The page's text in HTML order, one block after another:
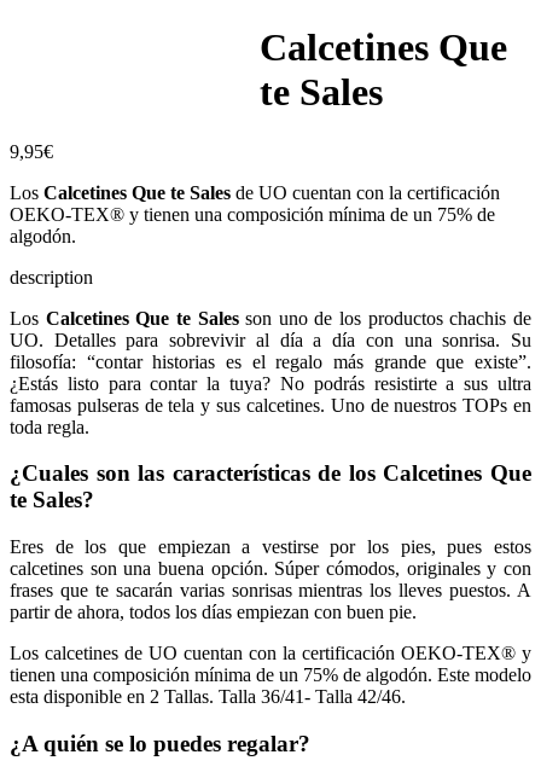
Calcetines Que
te Sales
9,95€
Los Calcetines Que te Sales de UO cuentan con la certificación
OEKO-TEX® y tienen una composición mínima de un 75% de
algodón.
description
Los Calcetines Que te Salesson uno de los productos chachis de
UO. Detalles para sobrevivir al día a día con una sonrisa. Su
filosofía: “contar historias es el regalo más grande que existe”.
¿Estás listo para contar la tuya? No podrás resistirte a sus ultra
famosas pulseras de tela y sus calcetines. Uno de nuestros TOPs en
toda regla.
¿Cuales son las características de los Calcetines Que
te Sales?
Eres de los que empiezan a vestirse por los pies, pues estos
calcetines son una buena opción. Súper cómodos, originales y con
frases que te sacarán varias sonrisas mientras los lleves puestos. A
partir de ahora, todos los días empiezan con buen pie.
Los calcetines de UO cuentan con la certificación OEKO-TEX® y
tienen una composición mínima de un 75% de algodón. Este modelo
esta disponible en 2 Tallas. Talla 36/41- Talla 42/46.
¿A quién se lo puedes regalar?